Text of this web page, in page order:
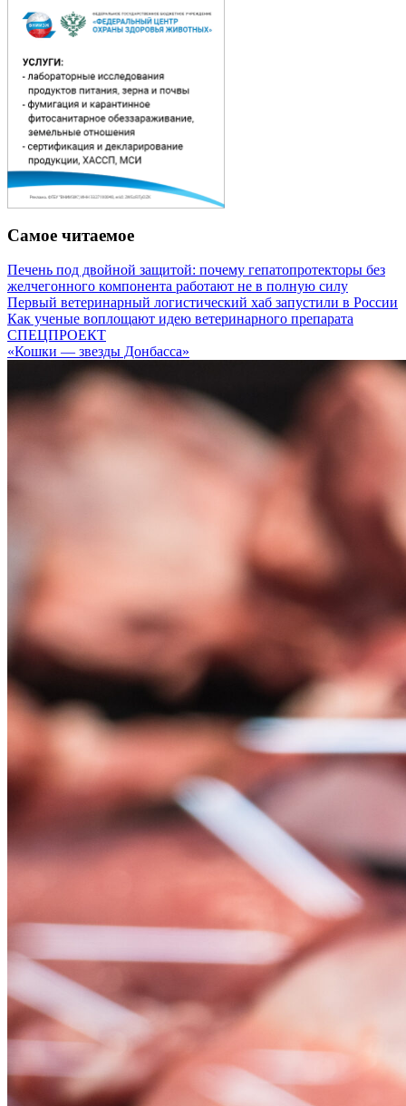
Самое читаемое
Печень под двойной защитой: почему гепатопротекторы без
желчегонного компонента работают не в полную силу
Первый ветеринарный логистический хаб запустили в России
Как ученые воплощают идею ветеринарного препарата
СПЕЦПРОЕКТ
«Кошки — звезды Донбасса»